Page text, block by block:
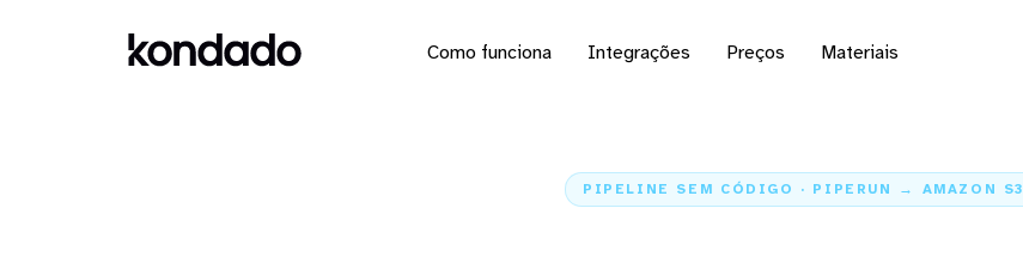
Como funciona Integrações Preços Materiais
PIPELINE SEM CÓDIGO · PIPERUN → AMAZON S3